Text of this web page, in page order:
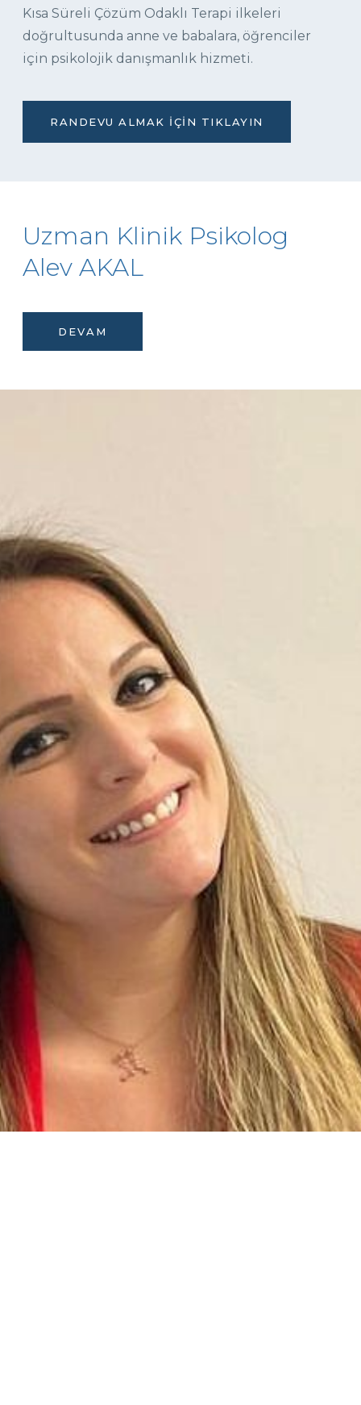
Kısa Süreli Çözüm Odaklı Terapi ilkeleri
doğrultusunda anne ve babalara, öğrenciler
için psikolojik danışmanlık hizmeti.
RANDEVU ALMAK İÇIN TIKLAYIN
Uzman Klinik Psikolog
Alev AKAL
DEVAM